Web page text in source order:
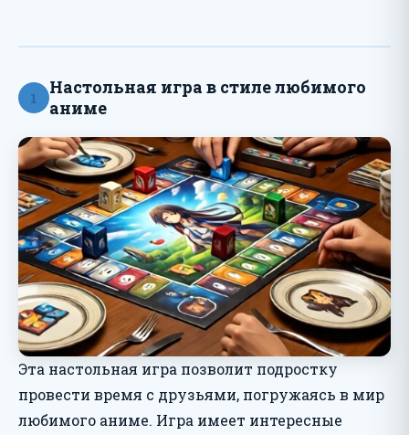
1
Настольная игра в стиле любимого
аниме
Эта настольная игра позволит подростку
провести время с друзьями, погружаясь в мир
любимого аниме. Игра имеет интересные